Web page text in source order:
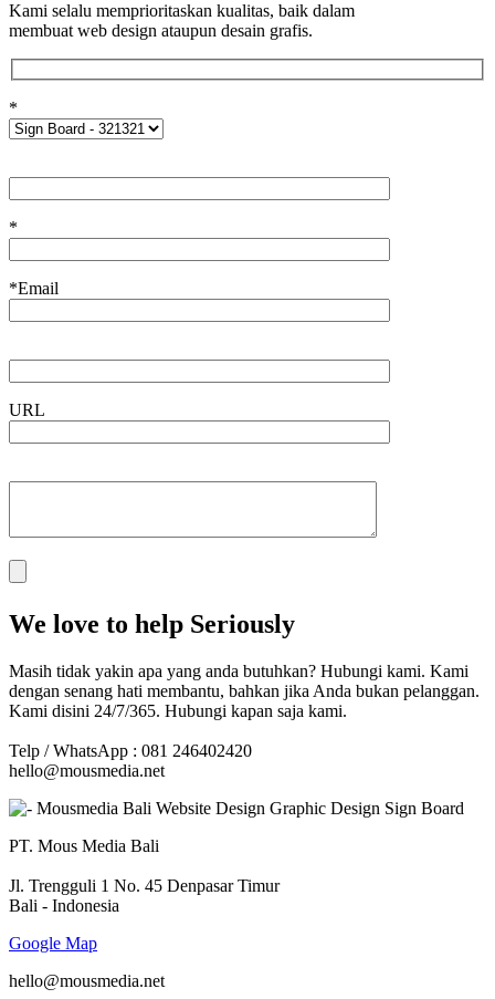
Kami selalu memprioritaskan kualitas, baik dalam
membuat web design ataupun desain grafis.
*
*
*Email
URL
We love to help Seriously
Masih tidak yakin apa yang anda butuhkan? Hubungi kami. Kami
dengan senang hati membantu, bahkan jika Anda bukan pelanggan.
Kami disini 24/7/365. Hubungi kapan saja kami.
Telp / WhatsApp : 081 246402420
hello@mousmedia.net
PT. Mous Media Bali
Jl. Trengguli 1 No. 45 Denpasar Timur
Bali - Indonesia
Google Map
hello@mousmedia.net